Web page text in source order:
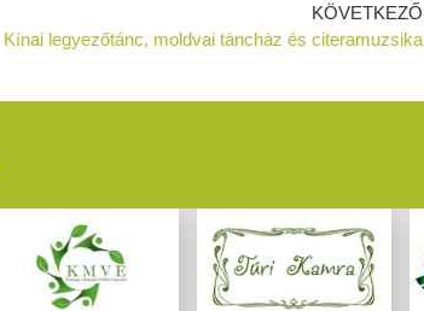
KÖVETKEZŐ
Kínai legyezőtánc, moldvai táncház és citeramuzsika